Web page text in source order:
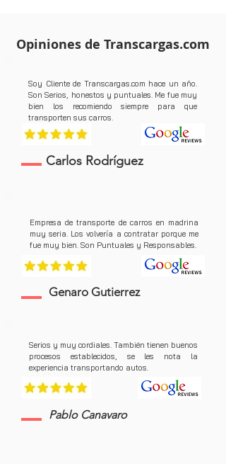
Opiniones de Transcargas.com
Soy Cliente de Transcargas.com hace un año.
Son Serios, honestos y puntuales. Me fue muy
bien los recomiendo siempre para que
transporten sus carros.
Carlos Rodríguez
Empresa de transporte de carros en madrina
muy seria. Los volvería a contratar porque me
fue muy bien. Son Puntuales y Responsables.
Genaro Gutierrez
Serios y muy cordiales. También tienen buenos
procesos establecidos, se les nota la
experiencia transportando autos.
Pablo Canavaro